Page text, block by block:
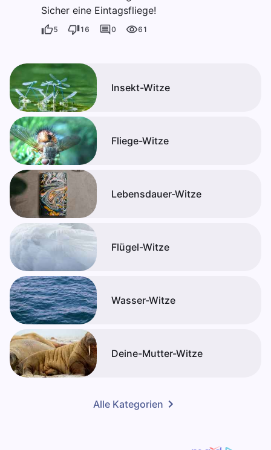
Sicher eine Eintagsfliege!
5 16 0 61
Insekt-Witze
Fliege-Witze
Lebensdauer-Witze
Flügel-Witze
Wasser-Witze
Deine-Mutter-Witze
Alle Kategorien